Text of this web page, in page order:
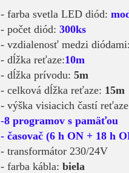
- farba svetla LED diód:
- počet diód: 300ks
- vzdialenosť medzi diódami:
- dĺžka reťaze:10m
- dĺžka prívodu: 5m
- celková dĺžka reťaze: 15m
- výška visiacich častí
-8 programov s pamäťou
- časovač (6 h ON + 18 h
- transformátor 230/24V
- farba kábla: biela